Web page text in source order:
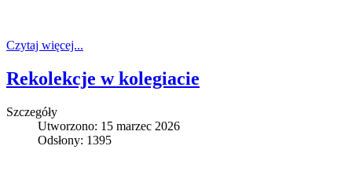
Czytaj więcej...
Rekolekcje w kolegiacie
Szczegóły
Utworzono: 15 marzec 2026
Odsłony: 1395